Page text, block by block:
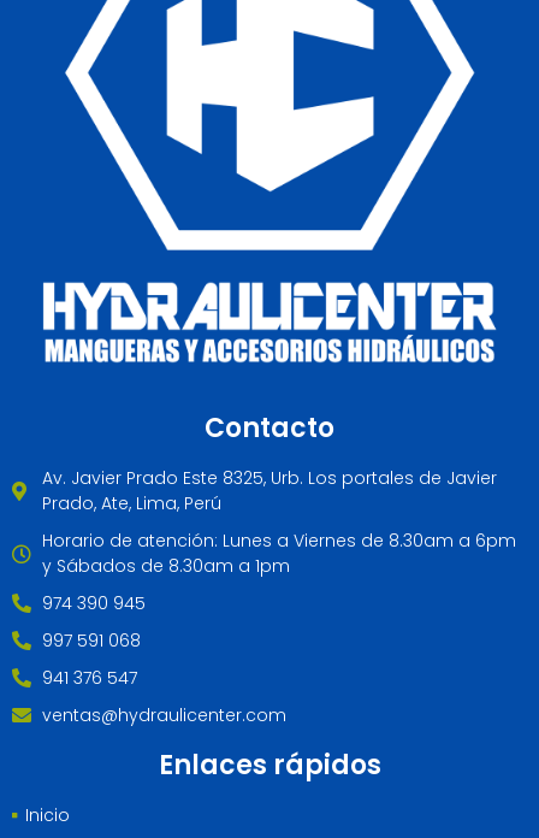
Contacto
Av. Javier Prado Este 8325, Urb. Los portales de Javier
Prado, Ate, Lima, Perú
Horario de atención: Lunes a Viernes de 8.30am a 6pm
y Sábados de 8.30am a 1pm
974 390 945
997 591 068
941 376 547
ventas@hydraulicenter.com
Enlaces rápidos
Inicio